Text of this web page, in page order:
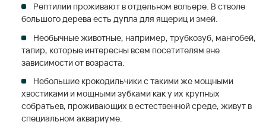
Рептилии проживают в отдельном вольере. В стволе
большого дерева есть дупла для ящериц и змей.
Необычные животные, например, трубкозуб, мангобей,
тапир, которые интересны всем посетителям вне
зависимости от возраста.
Небольшие крокодильчики с такими же мощными
хвостиками и мощными зубками как у их крупных
собратьев, проживающих в естественной среде, живут в
специальном аквариуме.